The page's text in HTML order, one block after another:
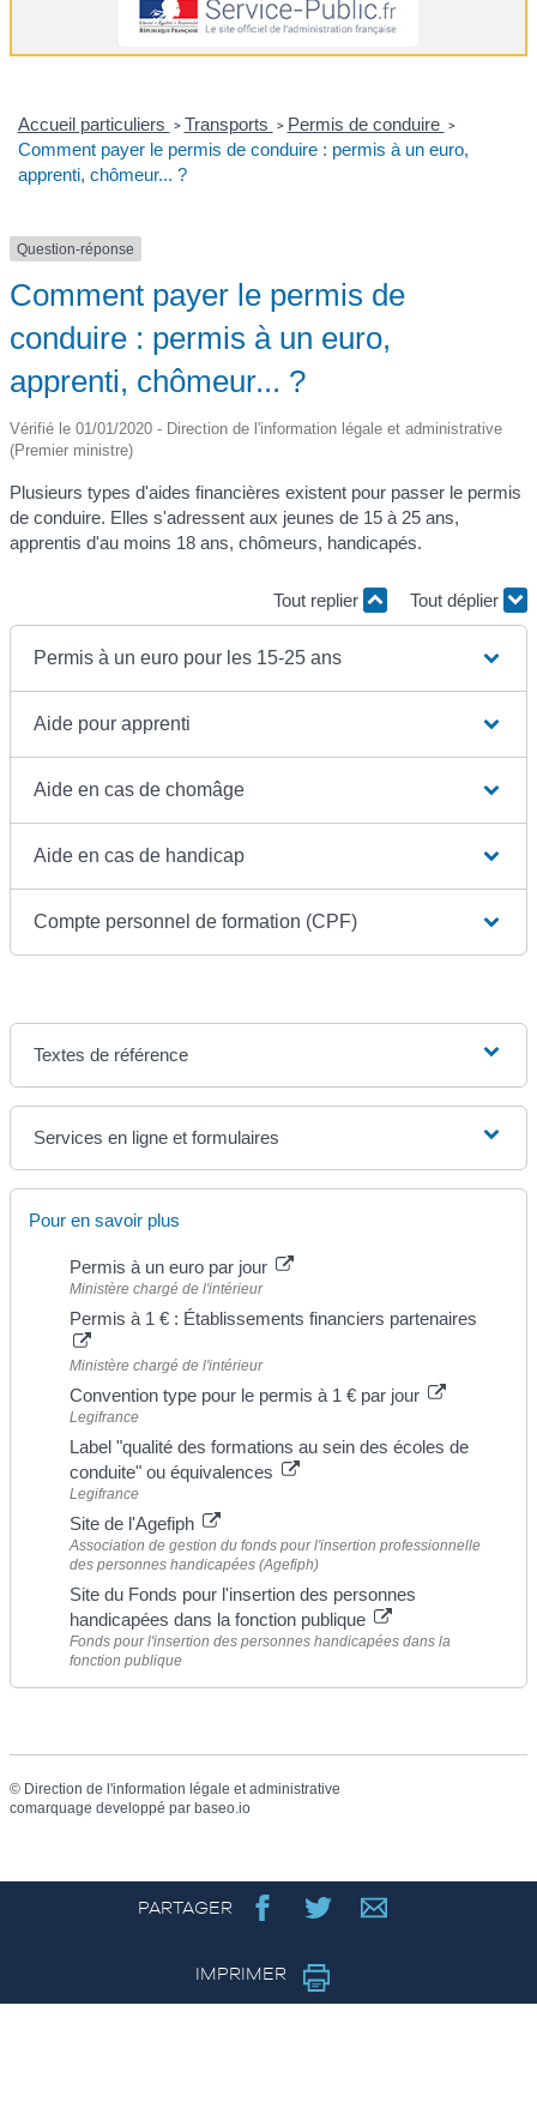
Accueil particuliers > Transports > Permis de conduire >
Comment payer le permis de conduire : permis à un euro,
apprenti, chômeur... ?
Question-réponse
Comment payer le permis de
conduire : permis à un euro,
apprenti, chômeur... ?
Vérifié le 01/01/2020 - Direction de l'information légale et administrative
(Premier ministre)
Plusieurs types d'aides financières existent pour passer le permis
de conduire. Elles s'adressent aux jeunes de 15 à 25 ans,
apprentis d'au moins 18 ans, chômeurs, handicapés.
Tout replier Tout déplier
Permis à un euro pour les 15-25 ans
Aide pour apprenti
Aide en cas de chomâge
Aide en cas de handicap
Compte personnel de formation (CPF)
Textes de référence
Services en ligne et formulaires
Pour en savoir plus
Permis à un euro par jour
Ministère chargé de l'intérieur
Permis à 1 € : Établissements financiers partenaires
Ministère chargé de l'intérieur
Convention type pour le permis à 1 € par jour
Legifrance
Label "qualité des formations au sein des écoles de
conduite" ou équivalences
Legifrance
Site de l'Agefiph
Association de gestion du fonds pour l'insertion professionnelle
des personnes handicapées (Agefiph)
Site du Fonds pour l'insertion des personnes
handicapées dans la fonction publique
Fonds pour l'insertion des personnes handicapées dans la
fonction publique
© Direction de l'information légale et administrative
comarquage developpé par baseo.io
PARTAGER
IMPRIMER